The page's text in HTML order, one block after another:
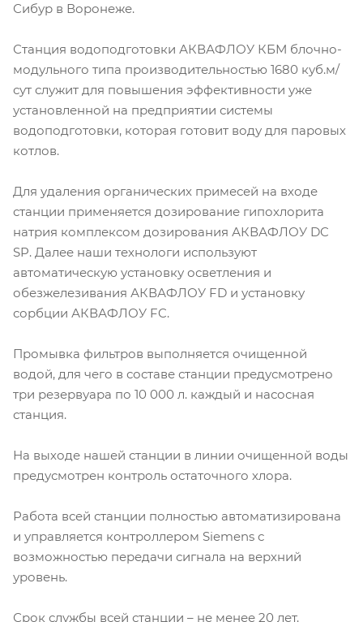
Сибур в Воронеже.
Станция водоподготовки АКВАФЛОУ КБМ блочно-
модульного типа производительностью 1680 куб.м/
сут служит для повышения эффективности уже
установленной на предприятии системы
водоподготовки, которая готовит воду для паровых
котлов.
Для удаления органических примесей на входе
станции применяется дозирование гипохлорита
натрия комплексом дозирования АКВАФЛОУ DC
SP. Далее наши технологи используют
автоматическую установку осветления и
обезжелезивания АКВАФЛОУ FD и установку
сорбции АКВАФЛОУ FC.
Промывка фильтров выполняется очищенной
водой, для чего в составе станции предусмотрено
три резервуара по 10 000 л. каждый и насосная
станция.
На выходе нашей станции в линии очищенной воды
предусмотрен контроль остаточного хлора.
Работа всей станции полностью автоматизирована
и управляется контроллером Siemens с
возможностью передачи сигнала на верхний
уровень.
Срок службы всей станции – не менее 20 лет.